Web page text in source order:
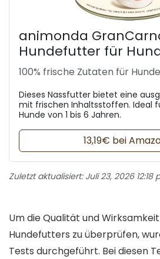
animonda
Hundefutter für
100% frische Zutaten für Hunde
Dieses Nassfutter bietet eine
mit frischen Inhaltsstoffen. Ideal
Hunde von 1 bis 6 Jahren.
13,19€ bei
Zuletzt aktualisiert: Juli 23, 2026 12:18
Um die Qualität und
Hundefutters zu überprüfen,
Tests durchgeführt. Bei diesen